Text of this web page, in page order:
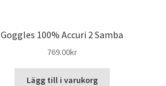
Goggles 100% Accuri 2 Samba
769.00kr
Lägg till i varukorg